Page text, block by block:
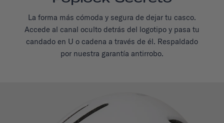
La forma más cómoda y segura de dejar tu casco.
Accede al canal oculto detrás del logotipo y pasa tu
candado en U o cadena a través de él. Respaldado
por nuestra garantía antirrobo.